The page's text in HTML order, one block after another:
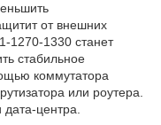
от внешних
1270-1330 станет
стабильное
коммутатора
или роутера.
центра.